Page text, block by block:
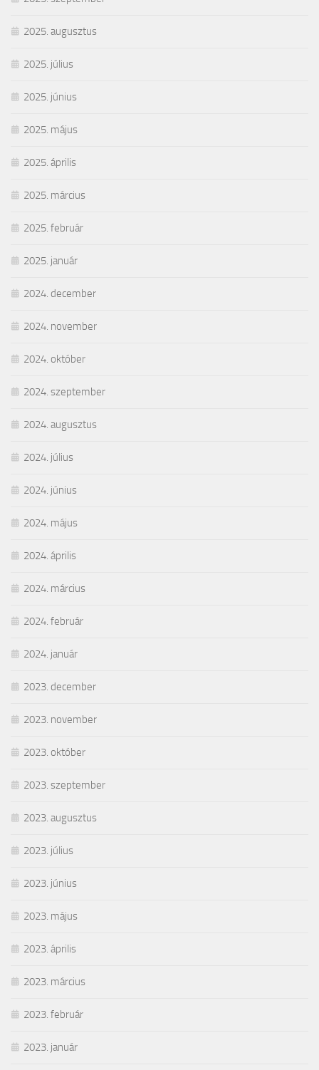
2025. augusztus
2025. július
2025. június
2025. május
2025. április
2025. március
2025. február
2025. január
2024. december
2024. november
2024. október
2024. szeptember
2024. augusztus
2024. július
2024. június
2024. május
2024. április
2024. március
2024. február
2024. január
2023. december
2023. november
2023. október
2023. szeptember
2023. augusztus
2023. július
2023. június
2023. május
2023. április
2023. március
2023. február
2023. január